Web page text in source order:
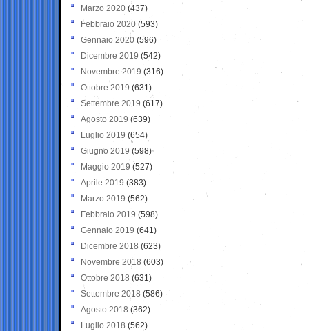
Marzo 2020 (437)
Febbraio 2020 (593)
Gennaio 2020 (596)
Dicembre 2019 (542)
Novembre 2019 (316)
Ottobre 2019 (631)
Settembre 2019 (617)
Agosto 2019 (639)
Luglio 2019 (654)
Giugno 2019 (598)
Maggio 2019 (527)
Aprile 2019 (383)
Marzo 2019 (562)
Febbraio 2019 (598)
Gennaio 2019 (641)
Dicembre 2018 (623)
Novembre 2018 (603)
Ottobre 2018 (631)
Settembre 2018 (586)
Agosto 2018 (362)
Luglio 2018 (562)